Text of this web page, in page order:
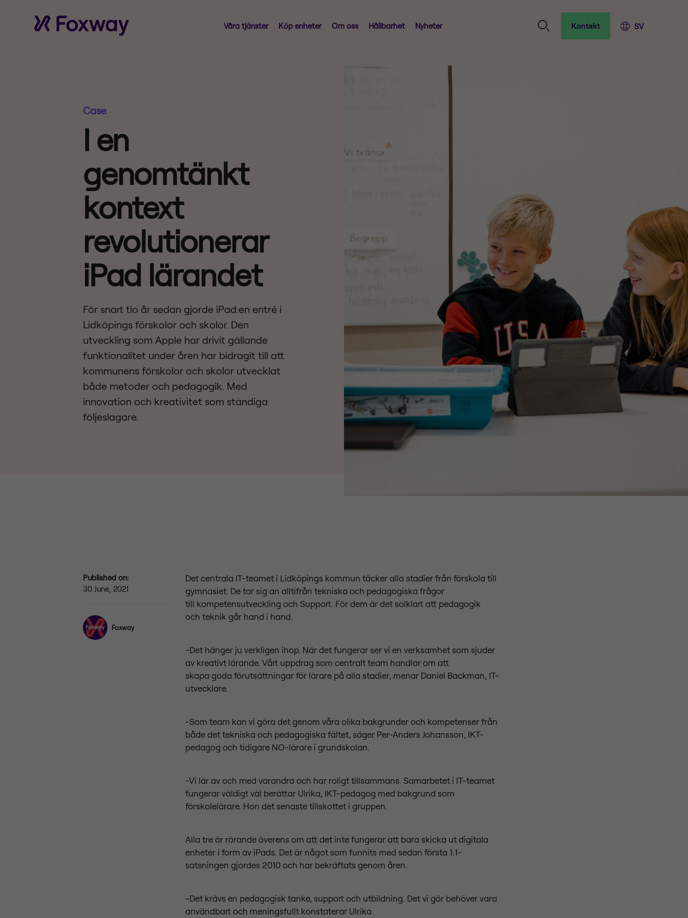
Våra tjänster Köp enheter Om oss Hållbarhet Nyheter Kontakt
Case
I en
genomtänkt
kontext
revolutionerar
iPad lärandet
För snart tio år sedan gjorde iPad:en entré i
Lidköpings förskolor och skolor. Den
utveckling som Apple har drivit gällande
funktionalitet under åren har bidragit till att
kommunens förskolor och skolor utvecklat
både metoder och pedagogik. Med
innovation och kreativitet som ständiga
följeslagare.
Published on:
30 June, 2021
Foxway
Det centrala IT-teamet i Lidköpings kommun täcker alla stadier från förskola till
gymnasiet. De tar sig an alltifrån tekniska och pedagogiska frågor
till kompetensutveckling och Support. För dem är det solklart att pedagogik
och teknik går hand i hand.
-Det hänger ju verkligen ihop. När det fungerar ser vi en verksamhet som sjuder
av kreativt lärande. Vårt uppdrag som centralt team handlar om att
skapa goda förutsättningar för lärare på alla stadier, menar Daniel Backman, IT-
utvecklare.
-Som team kan vi göra det genom våra olika bakgrunder och kompetenser från
både det tekniska och pedagogiska fältet, säger Per-Anders Johansson, IKT-
pedagog och tidigare NO-lärare i grundskolan.
-Vi lär av och med varandra och har roligt tillsammans. Samarbetet i IT-teamet
fungerar väldigt väl berättar Ulrika, IKT-pedagog med bakgrund som
förskolelärare. Hon det senaste tillskottet i gruppen.
Alla tre är rörande överens om att det inte fungerar att bara skicka ut digitala
enheter i form av iPads. Det är något som funnits med sedan första 1:1-
satsningen gjordes 2010 och har bekräftats genom åren.
-Det krävs en pedagogisk tanke, support och utbildning. Det vi gör behöver vara
användbart och meningsfullt konstaterar Ulrika.